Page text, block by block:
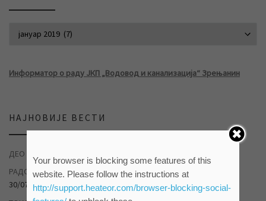
Информатор о раду ЈКП „Водовод и канализација“ Зрењанин
НАЈНОВИЈЕ ВЕСТИ
ДЕО НАСЕЉА ДУВАНИКА БЕЗ ВОДЕ
РАДОВИ НА САНАЦИЈИ ХАВАРИЈЕ У САВЕЗНИЧКОЈ УЛИЦИ
30/07/2026
Your browser is blocking some features of this
website. Please follow the instructions at
http://support.heateor.com/browser-blocking-social-